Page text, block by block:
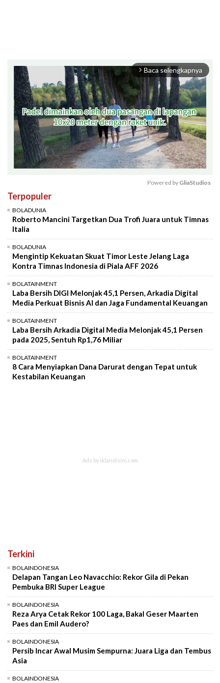
arrow_forward_ios Baca selengkapnya
Powered by GliaStudios
Terpopuler
BOLADUNIA
Roberto Mancini Targetkan Dua Trofi Juara untuk Timnas
Italia
BOLADUNIA
Mengintip Kekuatan Skuat Timor Leste Jelang Laga
Kontra Timnas Indonesia di Piala AFF 2026
BOLATAINMENT
Laba Bersih DIGI Melonjak 45,1 Persen, Arkadia Digital
Media Perkuat Bisnis AI dan Jaga Fundamental Keuangan
BOLATAINMENT
Laba Bersih Arkadia Digital Media Melonjak 45,1 Persen
pada 2025, Sentuh Rp1,76 Miliar
BOLATAINMENT
8 Cara Menyiapkan Dana Darurat dengan Tepat untuk
Kestabilan Keuangan
Terkini
BOLAINDONESIA
Delapan Tangan Leo Navacchio: Rekor Gila di Pekan
Pembuka BRI Super League
BOLAINDONESIA
Reza Arya Cetak Rekor 100 Laga, Bakal Geser Maarten
Paes dan Emil Audero?
BOLAINDONESIA
Persib Incar Awal Musim Sempurna: Juara Liga dan Tembus
Asia
BOLAINDONESIA